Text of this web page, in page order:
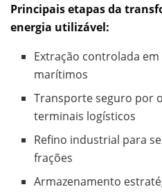
Principais etapas da
energia utilizável:
Extração controlada
marítimos
Transporte seguro por
terminais logísticos
Refino industrial para
frações
Armazenamento